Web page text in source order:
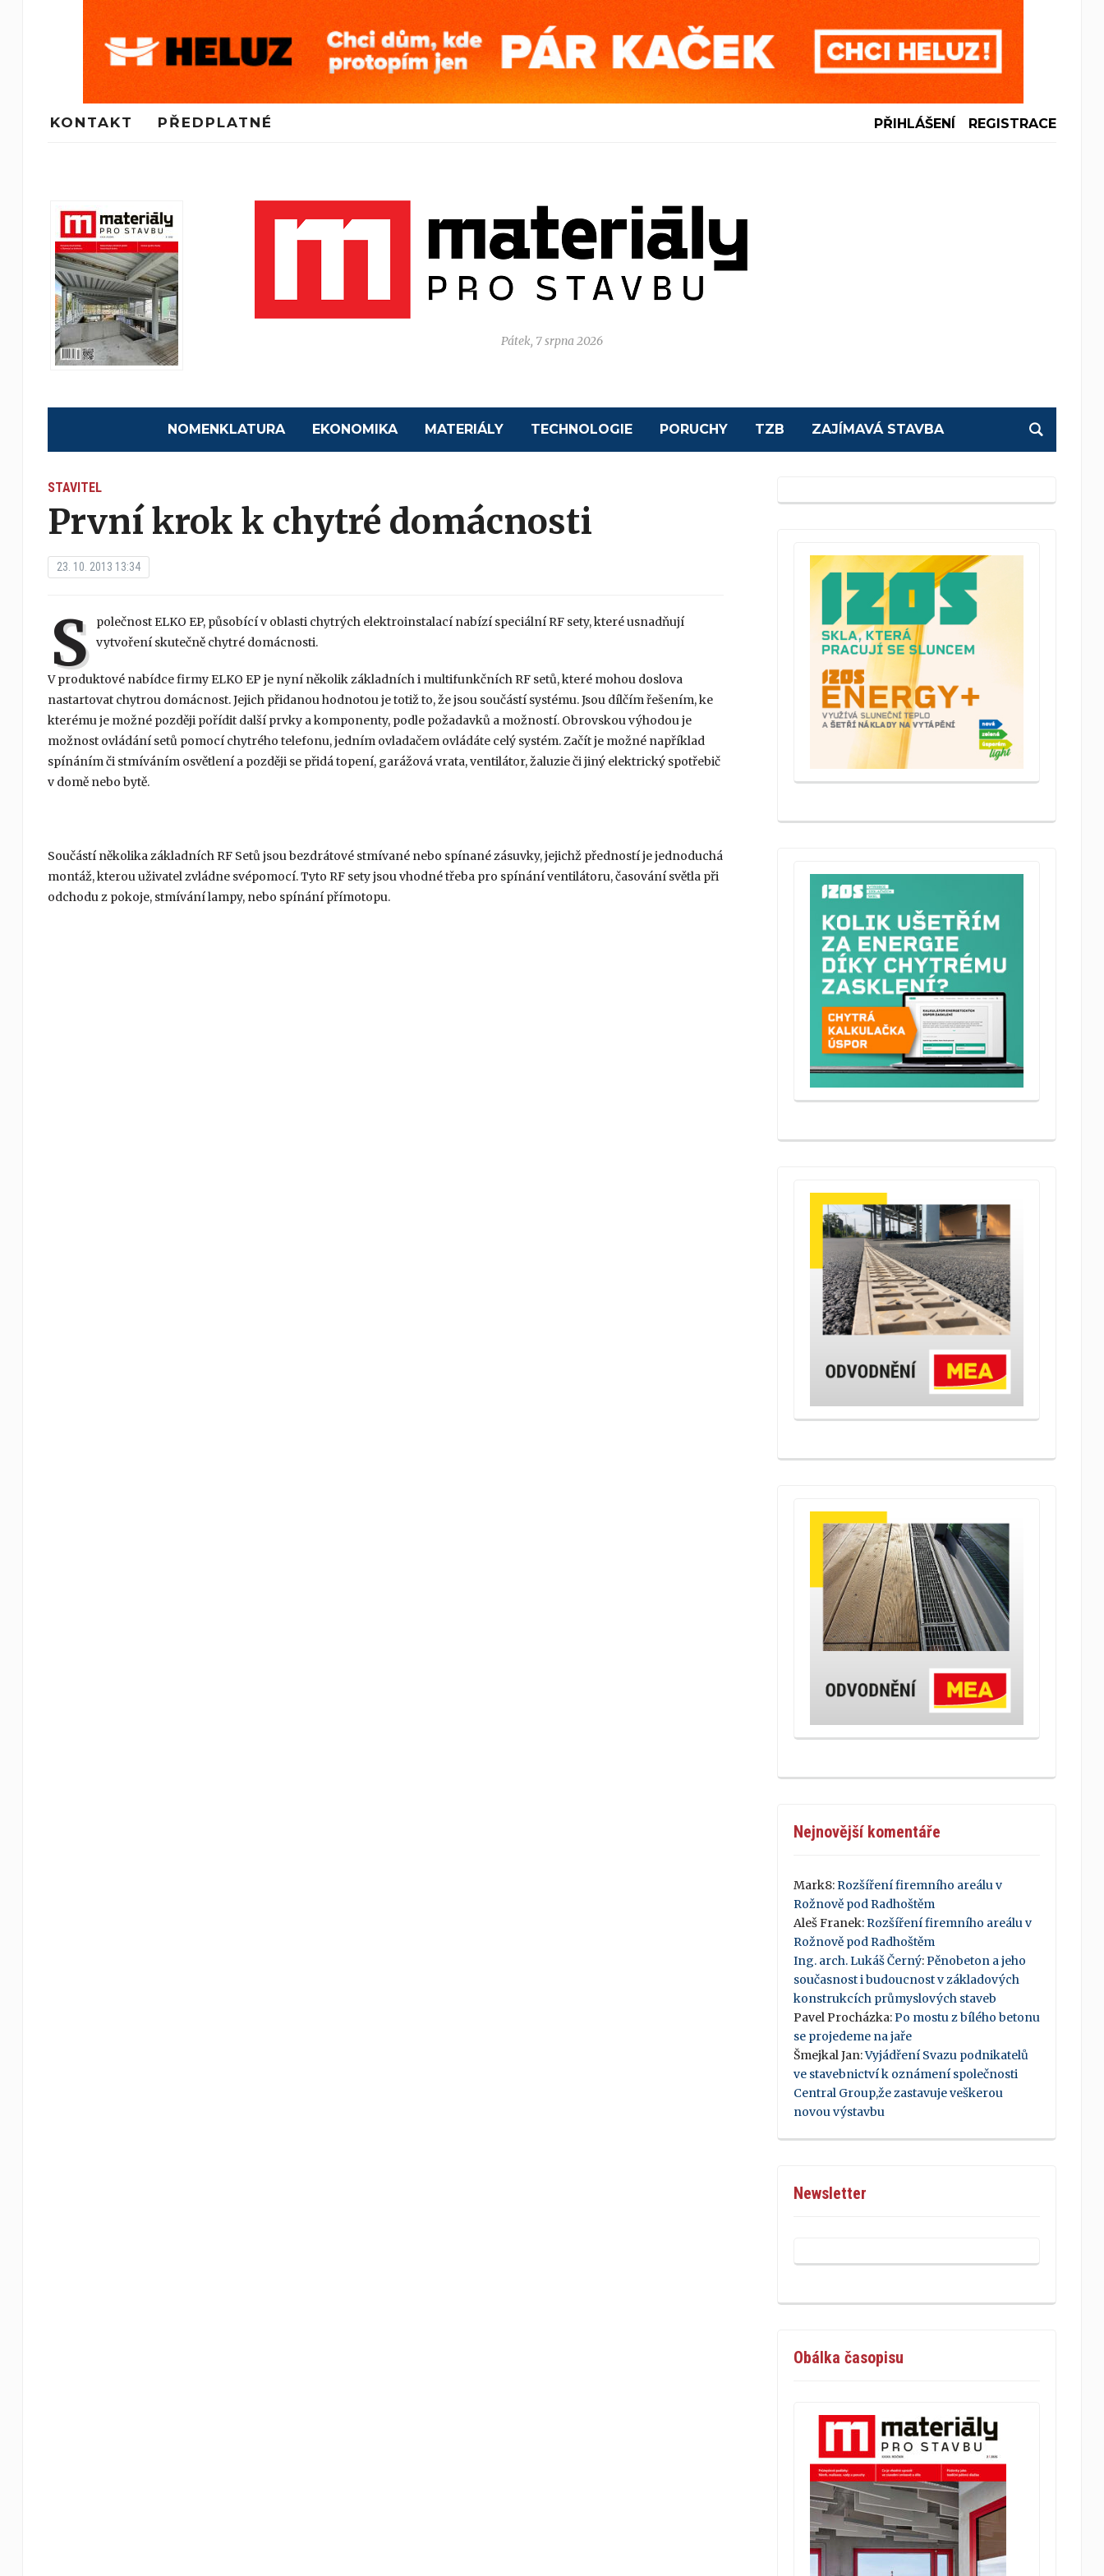
KONTAKT PŘEDPLATNÉ PŘIHLÁŠENÍ REGISTRACE
Pátek, 7 srpna 2026
NOMENKLATURA EKONOMIKA MATERIÁLY TECHNOLOGIE PORUCHY TZB ZAJÍMAVÁ STAVBA
STAVITEL
První krok k chytré domácnosti
23. 10. 2013 13:34
S
polečnost ELKO EP, působící v oblasti chytrých elektroinstalací nabízí speciální RF sety, které usnadňují
vytvoření skutečně chytré domácnosti.
V produktové nabídce firmy ELKO EP je nyní několik základních i multifunkčních RF setů, které mohou doslova
nastartovat chytrou domácnost. Jejich přidanou hodnotou je totiž to, že jsou součástí systému. Jsou dílčím řešením, ke
kterému je možné později pořídit další prvky a komponenty, podle požadavků a možností. Obrovskou výhodou je
možnost ovládání setů pomocí chytrého telefonu, jedním ovladačem ovládáte celý systém. Začít je možné například
spínáním či stmíváním osvětlení a později se přidá topení, garážová vrata, ventilátor, žaluzie či jiný elektrický spotřebič
v domě nebo bytě.
Součástí několika základních RF Setů jsou bezdrátové stmívané nebo spínané zásuvky, jejichž předností je jednoduchá
montáž, kterou uživatel zvládne svépomocí. Tyto RF sety jsou vhodné třeba pro spínání ventilátoru, časování světla při
odchodu z pokoje, stmívání lampy, nebo spínání přímotopu.
Nejnovější komentáře
Mark8:Rozšíření firemního areálu v
Rožnově pod Radhoštěm
Aleš Franek:Rozšíření firemního areálu v
Rožnově pod Radhoštěm
Ing. arch. Lukáš Černý:Pěnobeton a jeho
současnost i budoucnost v základových
konstrukcích průmyslových staveb
Pavel Procházka:Po mostu z bílého betonu
se projedeme na jaře
Šmejkal Jan:Vyjádření Svazu podnikatelů
ve stavebnictví k oznámení společnosti
Central Group,že zastavuje veškerou
novou výstavbu
Newsletter
Obálka časopisu